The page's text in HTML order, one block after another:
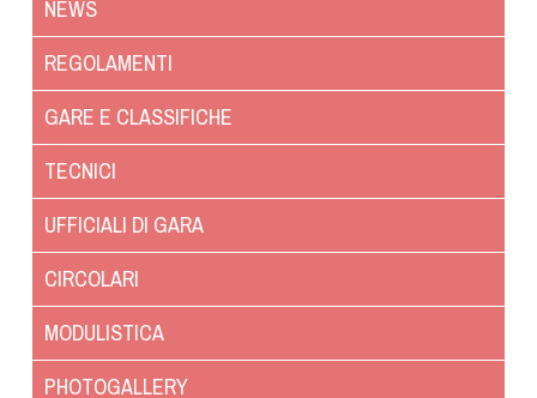
NEWS
REGOLAMENTI
GARE E CLASSIFICHE
TECNICI
UFFICIALI DI GARA
CIRCOLARI
MODULISTICA
PHOTOGALLERY